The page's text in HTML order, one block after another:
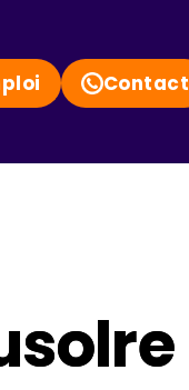
Contact